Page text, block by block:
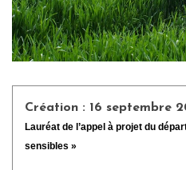
Création : 16 septembre
Lauréat de l’appel à projet du
sensibles »